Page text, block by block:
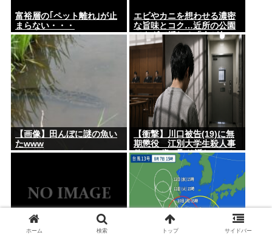
富裕層の｢ペット離れ｣が止
まらない・・・
エビやカニを想わせる濃密
な旨味とコク…近所の公園
でタダで採れる「今が旬」
な高級食材の名前
【画像】田んぼに謎の魚い
たwww
【衝撃】川口被告(19)に無
期懲役 江別大学生殺人事
件、19歳で取り返しのつか
ない代償を背負うことに
ホーム 検索 トップ サイドバー